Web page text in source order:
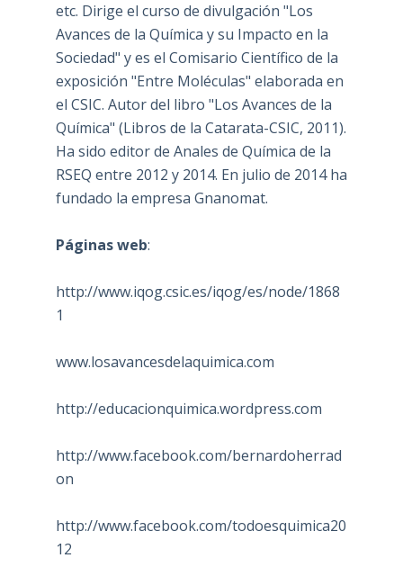
etc. Dirige el curso de divulgación "Los
Avances de la Química y su Impacto en la
Sociedad" y es el Comisario Científico de la
exposición "Entre Moléculas" elaborada en
el CSIC. Autor del libro "Los Avances de la
Química" (Libros de la Catarata-CSIC, 2011).
Ha sido editor de Anales de Química de la
RSEQ entre 2012 y 2014. En julio de 2014 ha
fundado la empresa Gnanomat.
Páginas web:
http://www.iqog.csic.es/iqog/es/node/1868
1
www.losavancesdelaquimica.com
http://educacionquimica.wordpress.com
http://www.facebook.com/bernardoherrad
on
http://www.facebook.com/todoesquimica20
12